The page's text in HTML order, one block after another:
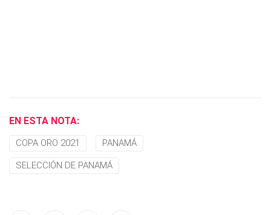
EN ESTA NOTA:
COPA ORO 2021 PANAMÁ
SELECCIÓN DE PANAMÁ